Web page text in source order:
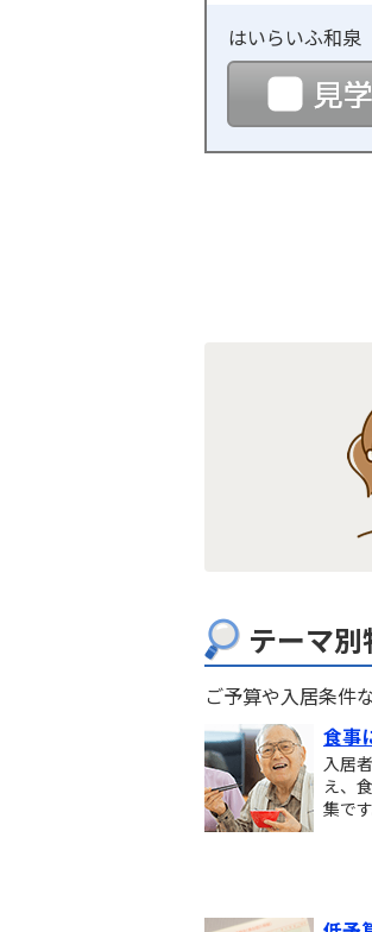
はいらいふ和泉
テーマ
ご予算や入居条件
食事
入居
え、
集です